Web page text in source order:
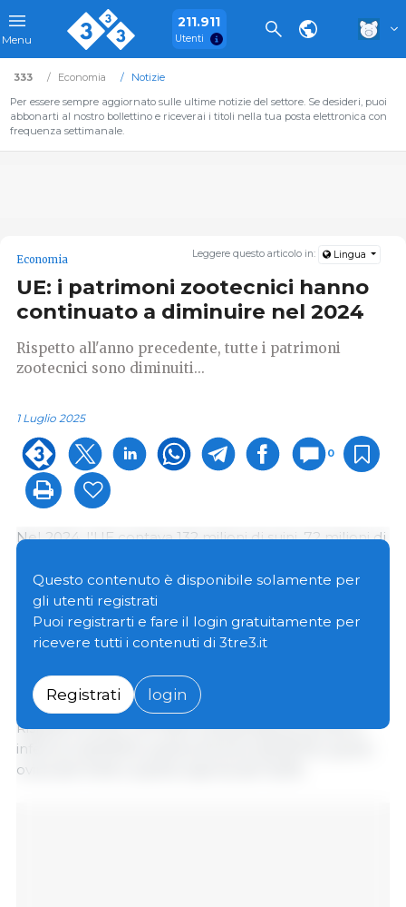
Menu
211.911
Utenti
333 Economia
Notizie
Per essere sempre aggiornato sulle ultime notizie del settore. Se desideri, puoi
abbonarti al nostro bollettino e riceverai i titoli nella tua posta elettronica con
frequenza settimanale.
Leggere questo articolo in: Lingua
Economia
UE: i patrimoni zootecnici hanno
continuato a diminuire nel 2024
Rispetto all'anno precedente, tutte i patrimoni
zootecnici sono diminuiti...
1 Luglio 2025
0
Nel 2024, l'UE contava 132 milioni di suini, 72 milioni di
Rispetto all'anno precedente, tutte le popolazioni di
bestiame sono diminuite:
diminuita dello 0,5%, quella bovina del 2,8%, quella
ovina dell'1,7% e quella caprina dell'1,6%.
I recenti cali delle popolazioni di bestiame hanno
rafforzato la tendenza a lungo termine nell'UE.
Rispetto al 2014, nel 2024 la popolazione di suini è
inferiore dell'8,1%, quella di bovini dell'8,7%, quella
ovina del 9,4% e quella caprina del 16,3%.
Questo contenuto è disponibile solamente per
gli utenti registrati
Puoi registrarti e fare il login gratuitamente per
ricevere tutti i contenuti di 3tre3.it
Registrati login